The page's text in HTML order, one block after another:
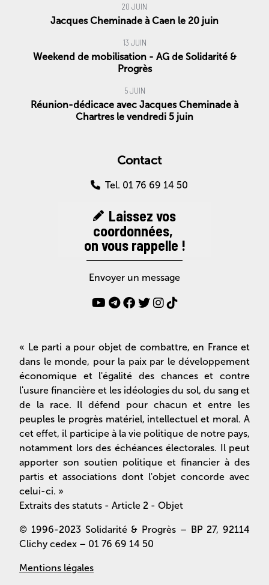
20 JUIN
Jacques Cheminade à Caen le 20 juin
13 JUIN
Weekend de mobilisation - AG de Solidarité &
Progrès
5 JUIN
Réunion-dédicace avec Jacques Cheminade à
Chartres le vendredi 5 juin
Contact
Tel. 01 76 69 14 50
Laissez vos
coordonnées,
on vous rappelle !
Envoyer un message
« Le parti a pour objet de combattre, en France et
dans le monde, pour la paix par le développement
économique et l'égalité des chances et contre
l'usure financière et les idéologies du sol, du sang et
de la race. Il défend pour chacun et entre les
peuples le progrès matériel, intellectuel et moral. A
cet effet, il participe à la vie politique de notre pays,
notamment lors des échéances électorales. Il peut
apporter son soutien politique et financier à des
partis et associations dont l'objet concorde avec
celui-ci. »
Extraits des statuts - Article 2 - Objet
© 1996-2023 Solidarité & Progrès – BP 27, 92114
Clichy cedex – 01 76 69 14 50
Mentions légales